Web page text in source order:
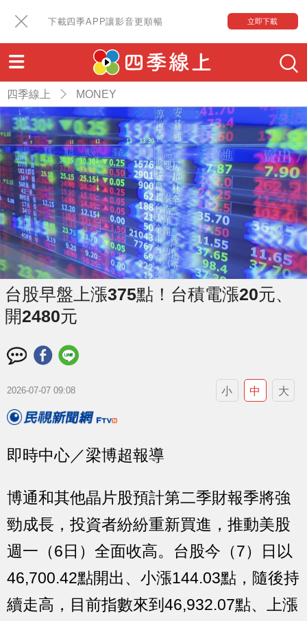
下載四季APP讓影音更順暢 立即下載
四季線上 MONEY
台股早盤上漲375點！台積電漲20元、
開2480元
2026-07-07 09:08 小 中 大
即時中心／梁博超報導
博通和其他晶片股預計第二季財報季將強
勁成長，投資者紛紛重新買進，推動美股
週一（6日）全面收高。台股今（7）日以
46,700.42點開出、小漲144.03點，隨後持
續走高，目前指數來到46,932.07點、上漲